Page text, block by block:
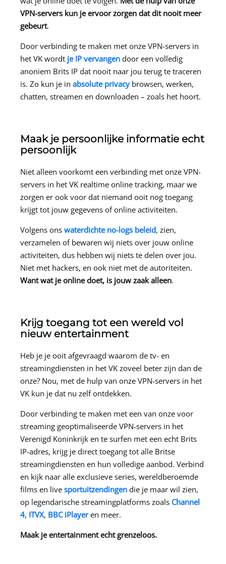
VPN-servers kun je ervoor zorgen dat dit nooit meer
gebeurt.
Door verbinding te maken met onze VPN-servers in
het VK wordt je IP vervangen door een volledig
anoniem Brits IP dat nooit naar jou terug te traceren
is. Zo kun je in absolute privacybrowsen, werken,
chatten, streamen en downloaden – zoals het hoort.
Maak je persoonlijke informatie echt
persoonlijk
Niet alleen voorkomt een verbinding met onze VPN-
servers in het VK realtime online tracking, maar we
zorgen er ook voor dat niemand ooit nog toegang
krijgt tot jouw gegevens of online activiteiten.
Volgens ons waterdichte no-logs beleid, zien,
verzamelen of bewaren wij niets over jouw online
activiteiten, dus hebben wij niets te delen over jou.
Niet met hackers, en ook niet met de autoriteiten.
Want wat je online doet, is jouw zaak alleen.
Krijg toegang tot een wereld vol
nieuw entertainment
Heb je je ooit afgevraagd waarom de tv- en
streamingdiensten in het VK zoveel beter zijn dan de
onze? Nou, met de hulp van onze VPN-servers in het
VK kun je dat nu zelf ontdekken.
Door verbinding te maken met een van onze voor
streaming geoptimaliseerde VPN-servers in het
Verenigd Koninkrijk en te surfen met een echt Brits
IP-adres, krijg je direct toegang tot alle Britse
streamingdiensten en hun volledige aanbod. Verbind
en kijk naar alle exclusieve series, wereldberoemde
films en live sportuitzendingen die je maar wil zien,
op legendarische streamingplatforms zoals Channel
4, ITVX, BBC iPlayeren meer.
Maak je entertainment echt grenzeloos.